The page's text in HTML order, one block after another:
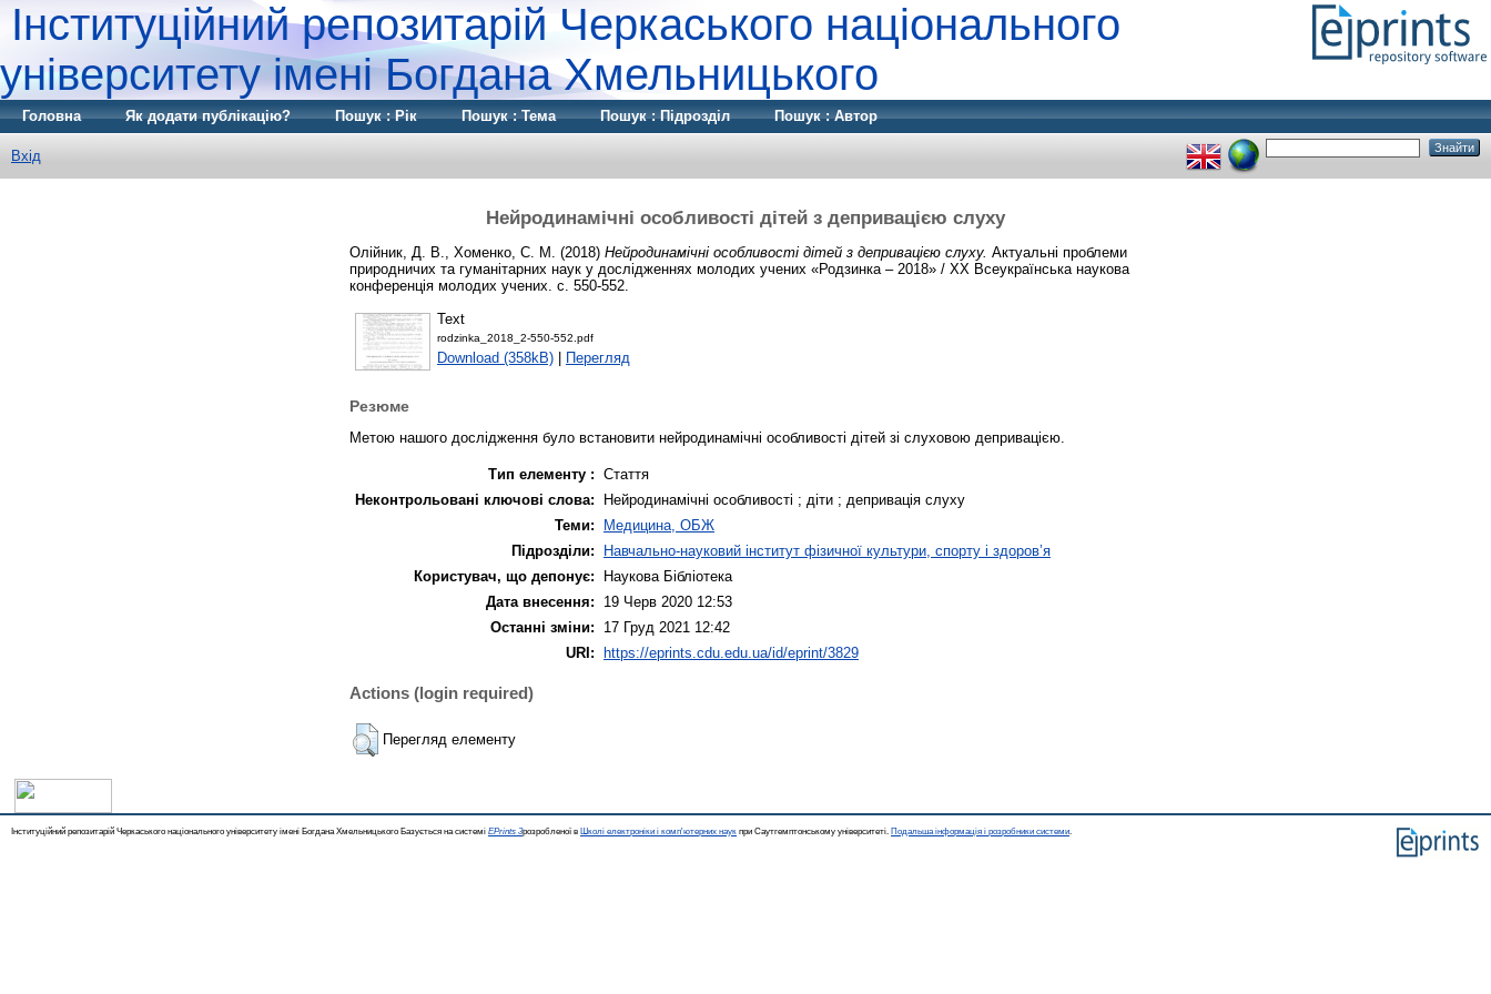
Інституційний репозитарій Черкаського національного
університету імені Богдана Хмельницького
Головна Як додати публікацію? Пошук : Рік Пошук : Тема Пошук : Підрозділ Пошук : Автор
Вхід
Нейродинамічні особливості дітей з депривацією слуху
Олійник, Д. В. Хоменко, С. М. (2018) Нейродинамічні особливості дітей з депривацією слуху. Актуальні проблеми
природничих та гуманітарних наук у дослідженнях молодих учених «Родзинка – 2018» / XX Всеукраїнська наукова
конференція молодих учених. с. 550-552.
Text
rodzinka_2018_2-550-552.pdf
Download (358kB) Перегляд
Резюме
Метою нашого дослідження було встановити нейродинамічні особливості дітей зі слуховою депривацією.
Тип елементу : Стаття
Неконтрольовані ключові слова:
Нейродинамічні особливості ; діти ; депривація слуху
Теми:
Медицина, ОБЖ
Підрозділи:
Навчально-науковий інститут фізичної культури, спорту і здоров’я
Користувач, що депонує:
Наукова Бібліотека
Дата внесення:
19 Черв 2020 12:53
Останні зміни:
17 Груд 2021 12:42
URI: https://eprints.cdu.edu.ua/id/eprint/3829
Actions (login required)
Перегляд елементу
Інституційний репозитарій Черкаського національного університету імені Богдана Хмельницького Базується на системі EPrints 3розробленої в Школі електроніки і комп'ютерних наук при Саутгемптонському університеті. Подальша інформація і розробники системи